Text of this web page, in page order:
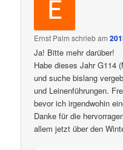
Ernst Palm schriebam
Ja! Bitte mehr darüber!
Habe dieses Jahr G114
und suche bislang
und Leinenführungen.
bevor ich irgendwohin
Danke für die
allem jetzt über den